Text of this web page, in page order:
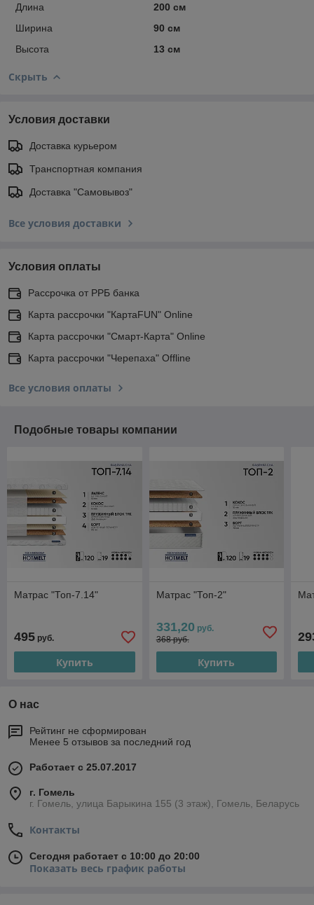
Длина
200 см
Ширина
90 см
Высота
13 см
Скрыть
Условия доставки
Доставка курьером
Транспортная компания
Доставка "Самовывоз"
Все условия доставки
Условия оплаты
Рассрочка от РРБ банка
Карта рассрочки "КартаFUN" Online
Карта рассрочки "Смарт-Карта" Online
Карта рассрочки "Черепаха" Offline
Все условия оплаты
Подобные товары компании
Матрас "Топ-7.14"
495 руб.
Купить
Матрас "Топ-2"
331,20 руб.
368 руб.
Купить
О нас
Рейтинг не сформирован
Менее 5 отзывов за последний год
Работает с 25.07.2017
г. Гомель
г. Гомель, улица Барыкина 155 (3 этаж), Гомель, Беларусь
Контакты
Сегодня работает с 10:00 до 20:00
Показать весь график работы